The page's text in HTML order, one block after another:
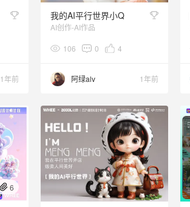
1年前
我的AI平行世界小Q
AI创作-AI作品
106 0 4
阿绿alv 1年前
6